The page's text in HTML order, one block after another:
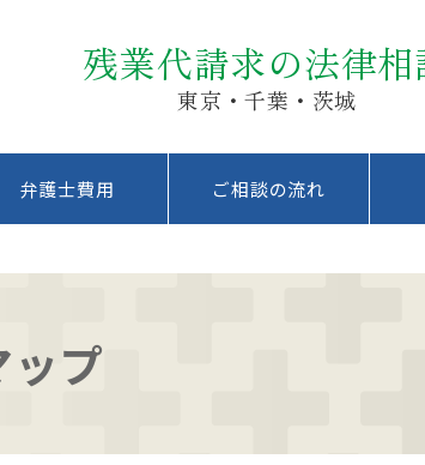
残業代請求の法律相
東京・千葉・茨城
弁護士費用 ご相談の流れ
プ